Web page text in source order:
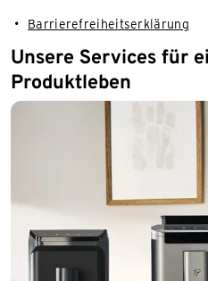
Barrierefreiheitserklärung
Unsere Services für
Produktleben